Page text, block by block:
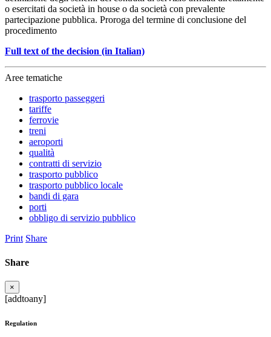
o esercitati da società in house o da società con prevalente
partecipazione pubblica. Proroga del termine di conclusione del
procedimento
Full text of the decision (in Italian)
Aree tematiche
trasporto passeggeri
tariffe
ferrovie
treni
aeroporti
qualità
contratti di servizio
trasporto pubblico
trasporto pubblico locale
bandi di gara
porti
obbligo di servizio pubblico
Print Share
Share
×
[addtoany]
Regulation